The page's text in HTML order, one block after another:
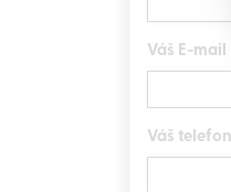
Váš E-mail
Váš telefon